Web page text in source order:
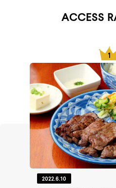
ACCESS
2022.6.10